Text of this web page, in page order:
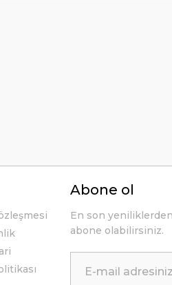
Abone ol
En son
abone olabilirsiniz.